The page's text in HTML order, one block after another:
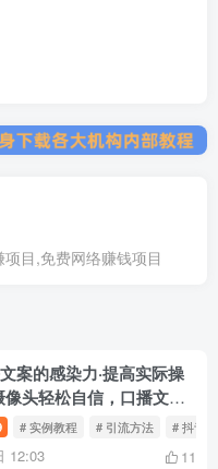
目,免费网络赚钱项目
案的感染力·提高实际操
头轻松自信，口播文案
# 实例教程 # 引流方法 # 抖音
12:03 11